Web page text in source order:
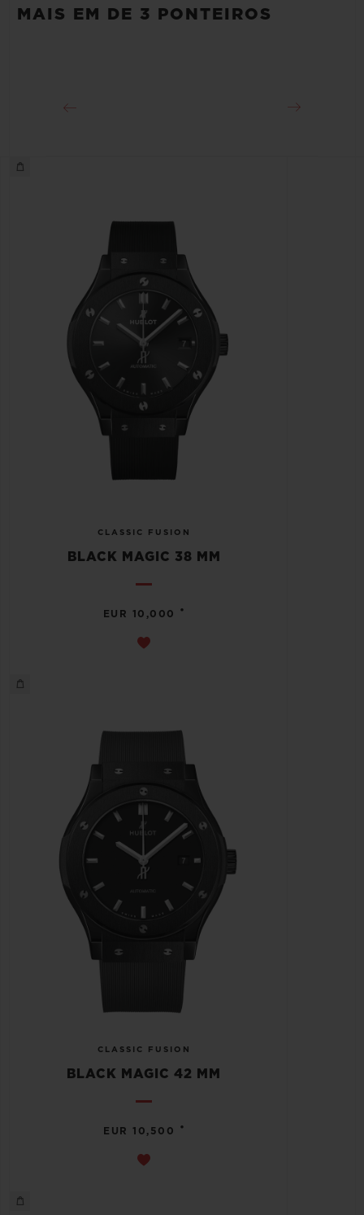
Aprox. 48 Horas
MAIS EM DE 3 PONTEIROS
CLASSIC FUSION
BLACK MAGIC 38 MM
EUR 10,000 •
CLASSIC FUSION
BLACK MAGIC 42 MM
EUR 10,500 •